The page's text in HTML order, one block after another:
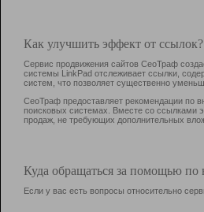
Как улучшить эффект от ссылок?
Сервис продвижения сайтов СеоТраф
системы LinkPad отслеживает ссылки,
систем, что позволяет существенно
СеоТраф предоставляет рекомендации по
поисковых системах. Вместе со ссылками
продаж, не требующих дополнительных
Куда обращаться за помощью по
Если у вас есть вопросы относительно